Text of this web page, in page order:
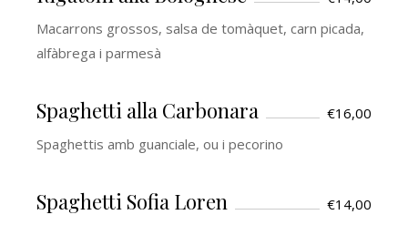
Macarrons grossos, salsa de tomàquet, carn picada,
alfàbrega i parmesà
Spaghetti alla Carbonara
€16,00
Spaghettis amb guanciale, ou i pecorino
Spaghetti Sofia Loren
€14,00